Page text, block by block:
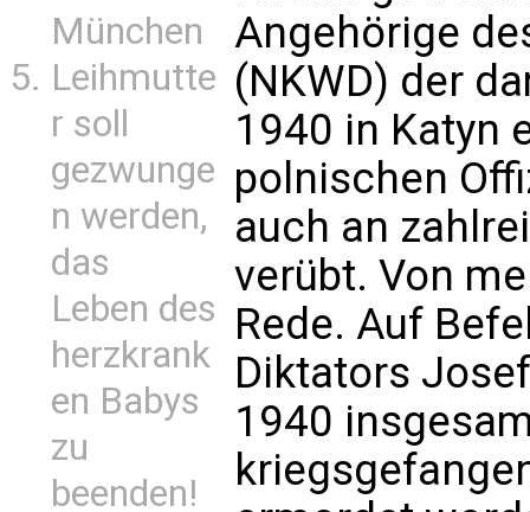
München
Leihmutte
r soll
gezwunge
n werden,
das
Leben des
herzkrank
en Babys
zu
beenden!
Angehörige
(NKWD) der
1940 in Katyn
polnischen
auch an
verübt. Von
Rede. Auf
Diktators
1940